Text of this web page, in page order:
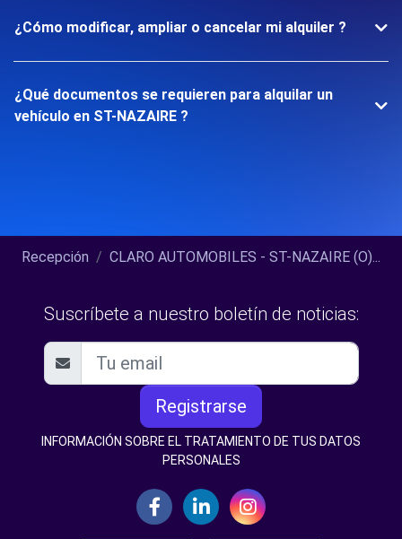
¿Cómo modificar, ampliar o cancelar mi alquiler ?
¿Qué documentos se requieren para alquilar un
vehículo en ST-NAZAIRE ?
Recepción CLARO AUTOMOBILES - ST-NAZAIRE (O)...
Suscríbete a nuestro boletín de noticias:
Registrarse
INFORMACIÓN SOBRE EL TRATAMIENTO DE TUS DATOS
PERSONALES